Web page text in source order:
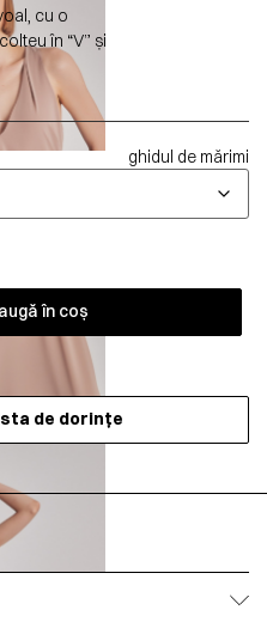
cu o
în “V” și
ghidul de mărimi
în coș
de dorințe